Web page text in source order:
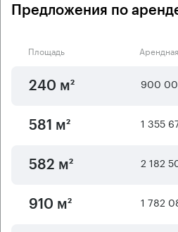
Предложения по
Площадь
240 м² 900
581 м² 1 355
582 м² 2 182
910 м² 1 782